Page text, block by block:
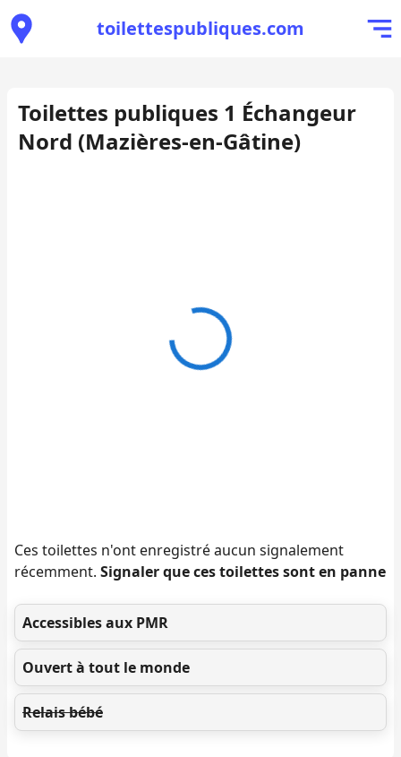
toilettespubliques.com
Toilettes publiques 1 Échangeur
Nord (Mazières-en-Gâtine)
Ces toilettes n'ont enregistré aucun signalement
récemment. Signaler que ces toilettes sont en panne
Accessibles aux PMR
Ouvert à tout le monde
Relais bébé